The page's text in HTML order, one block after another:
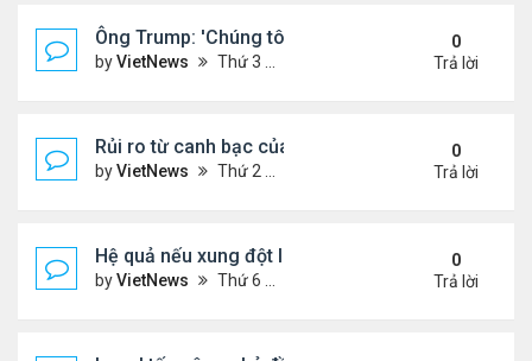
Ông Trump: 'Chúng tôi đã kiểm soát hoàn toàn
byVietNews Thứ 3 Tháng 6 17, 2025 5:52 pm
0
Trả lời
Rủi ro từ canh bạc của Thủ tướng Israel khi tấn
byVietNews Thứ 2 Tháng 6 16, 2025 4:45 pm
0
Trả lời
Hệ quả nếu xung đột Israel - Iran lan rộng
byVietNews Thứ 6 Tháng 6 13, 2025 5:24 pm
0
Trả lời